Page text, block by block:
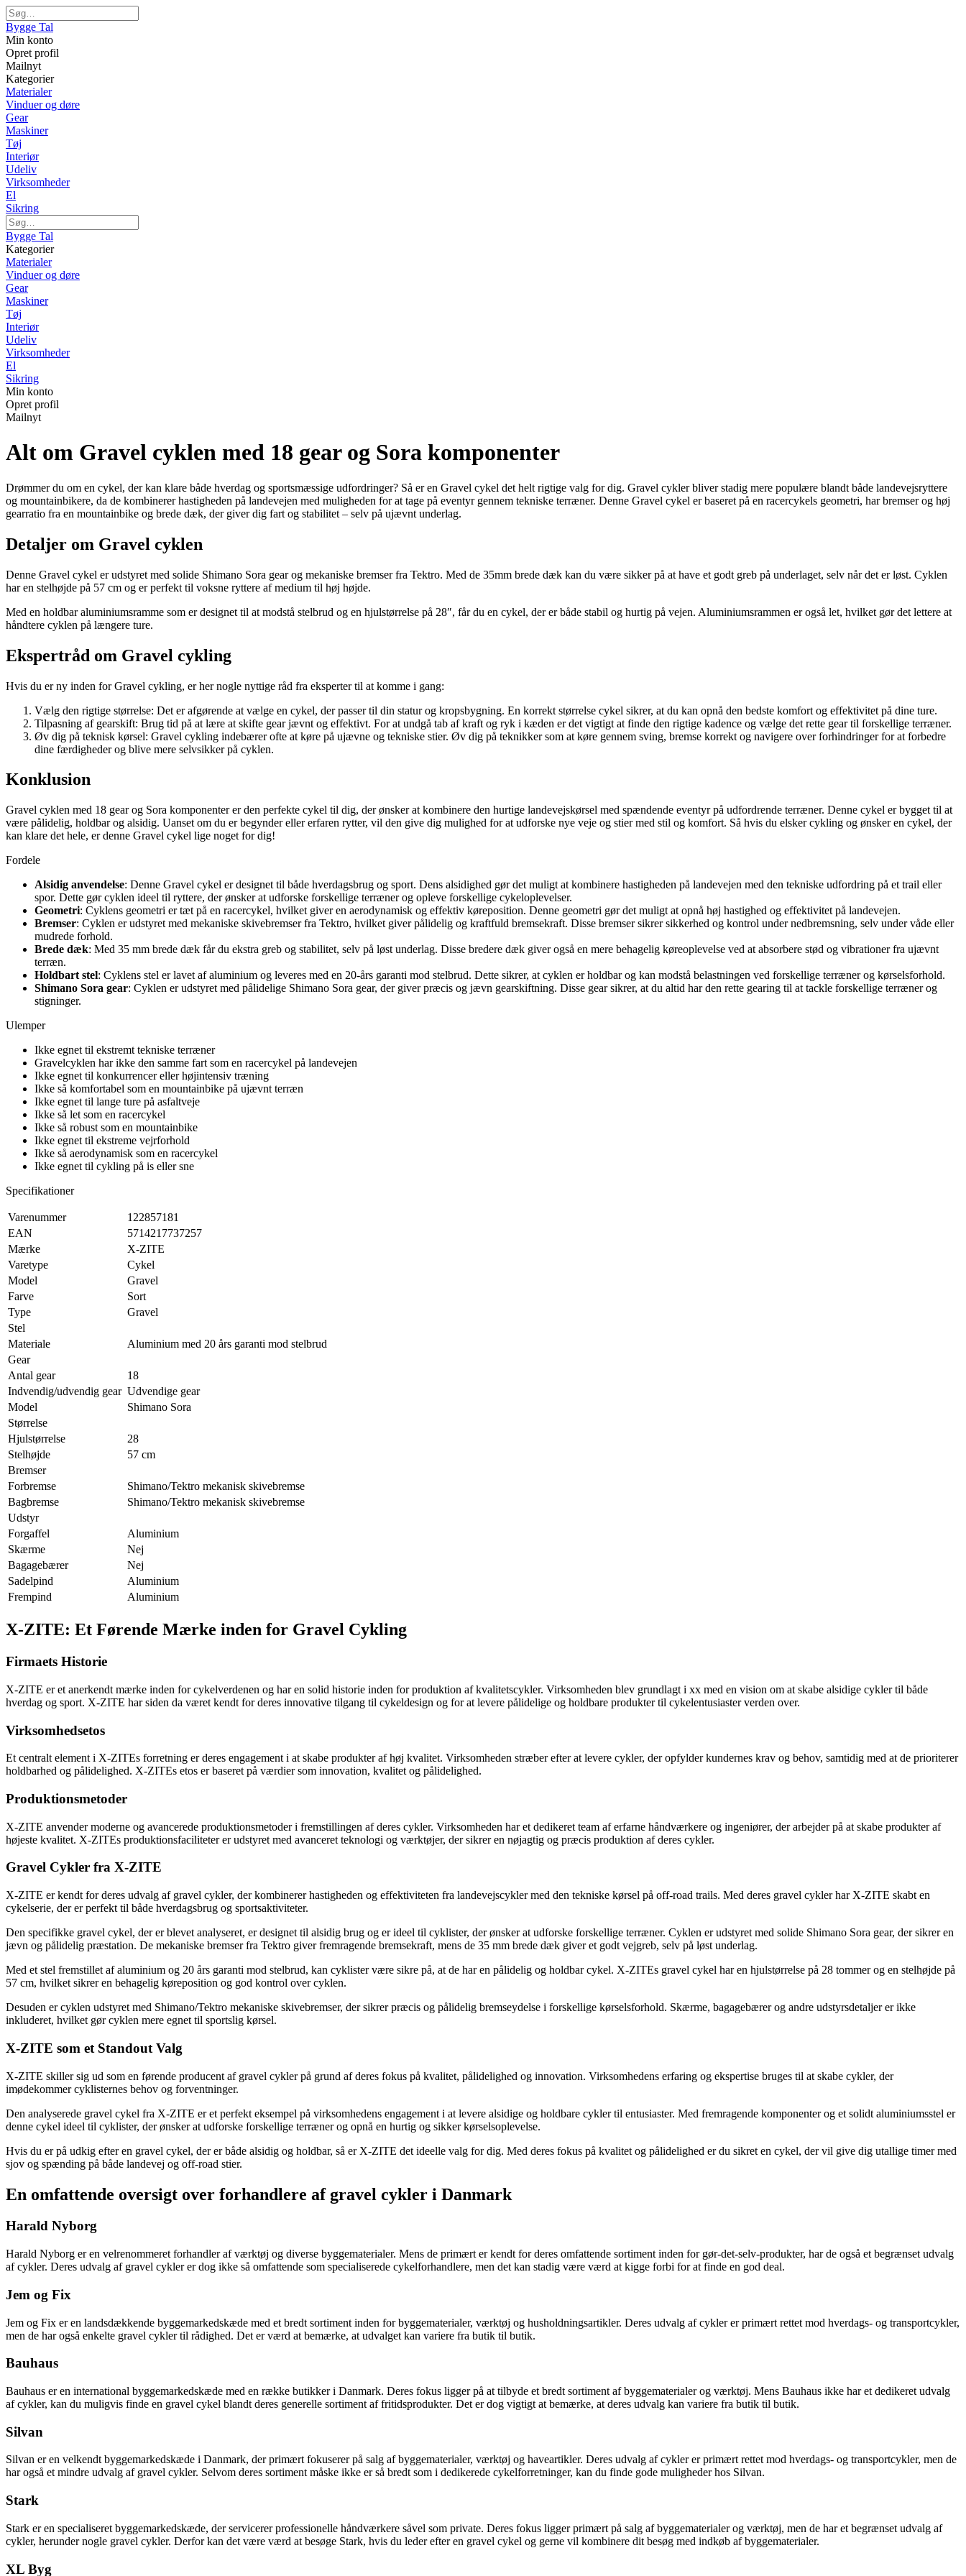
Bygge Tal
Min konto
Opret profil
Mailnyt
Kategorier
Materialer
Vinduer og døre
Gear
Maskiner
Tøj
Interiør
Udeliv
Virksomheder
El
Sikring
Bygge Tal
Kategorier
Materialer
Vinduer og døre
Gear
Maskiner
Tøj
Interiør
Udeliv
Virksomheder
El
Sikring
Min konto
Opret profil
Mailnyt
Alt om Gravel cyklen med 18 gear og Sora komponenter
Drømmer du om en cykel, der kan klare både hverdag og sportsmæssige udfordringer? Så er en Gravel cykel det helt rigtige valg for dig. Gravel cykler bliver stadig mere populære blandt både landevejsryttere
og mountainbikere, da de kombinerer hastigheden på landevejen med muligheden for at tage på eventyr gennem tekniske terræner. Denne Gravel cykel er baseret på en racercykels geometri, har bremser og høj
gearratio fra en mountainbike og brede dæk, der giver dig fart og stabilitet – selv på ujævnt underlag.
Detaljer om Gravel cyklen
Denne Gravel cykel er udstyret med solide Shimano Sora gear og mekaniske bremser fra Tektro. Med de 35mm brede dæk kan du være sikker på at have et godt greb på underlaget, selv når det er løst. Cyklen
har en stelhøjde på 57 cm og er perfekt til voksne ryttere af medium til høj højde.
Med en holdbar aluminiumsramme som er designet til at modstå stelbrud og en hjulstørrelse på 28″, får du en cykel, der er både stabil og hurtig på vejen. Aluminiumsrammen er også let, hvilket gør det lettere at
håndtere cyklen på længere ture.
Ekspertråd om Gravel cykling
Hvis du er ny inden for Gravel cykling, er her nogle nyttige råd fra eksperter til at komme i gang:
Vælg den rigtige størrelse: Det er afgørende at vælge en cykel, der passer til din statur og kropsbygning. En korrekt størrelse cykel sikrer, at du kan opnå den bedste komfort og effektivitet på dine ture.
Tilpasning af gearskift: Brug tid på at lære at skifte gear jævnt og effektivt. For at undgå tab af kraft og ryk i kæden er det vigtigt at finde den rigtige kadence og vælge det rette gear til forskellige terræner.
Øv dig på teknisk kørsel: Gravel cykling indebærer ofte at køre på ujævne og tekniske stier. Øv dig på teknikker som at køre gennem sving, bremse korrekt og navigere over forhindringer for at forbedre
dine færdigheder og blive mere selvsikker på cyklen.
Konklusion
Gravel cyklen med 18 gear og Sora komponenter er den perfekte cykel til dig, der ønsker at kombinere den hurtige landevejskørsel med spændende eventyr på udfordrende terræner. Denne cykel er bygget til at
være pålidelig, holdbar og alsidig. Uanset om du er begynder eller erfaren rytter, vil den give dig mulighed for at udforske nye veje og stier med stil og komfort. Så hvis du elsker cykling og ønsker en cykel, der
kan klare det hele, er denne Gravel cykel lige noget for dig!
Fordele
Alsidig anvendelse: Denne Gravel cykel er designet til både hverdagsbrug og sport. Dens alsidighed gør det muligt at kombinere hastigheden på landevejen med den tekniske udfordring på et trail eller
spor. Dette gør cyklen ideel til ryttere, der ønsker at udforske forskellige terræner og opleve forskellige cykeloplevelser.
Geometri: Cyklens geometri er tæt på en racercykel, hvilket giver en aerodynamisk og effektiv køreposition. Denne geometri gør det muligt at opnå høj hastighed og effektivitet på landevejen.
Bremser: Cyklen er udstyret med mekaniske skivebremser fra Tektro, hvilket giver pålidelig og kraftfuld bremsekraft. Disse bremser sikrer sikkerhed og kontrol under nedbremsning, selv under våde eller
mudrede forhold.
Brede dæk: Med 35 mm brede dæk får du ekstra greb og stabilitet, selv på løst underlag. Disse bredere dæk giver også en mere behagelig køreoplevelse ved at absorbere stød og vibrationer fra ujævnt
terræn.
Holdbart stel: Cyklens stel er lavet af aluminium og leveres med en 20-års garanti mod stelbrud. Dette sikrer, at cyklen er holdbar og kan modstå belastningen ved forskellige terræner og kørselsforhold.
Shimano Sora gear: Cyklen er udstyret med pålidelige Shimano Sora gear, der giver præcis og jævn gearskiftning. Disse gear sikrer, at du altid har den rette gearing til at tackle forskellige terræner og
stigninger.
Ulemper
Ikke egnet til ekstremt tekniske terræner
Gravelcyklen har ikke den samme fart som en racercykel på landevejen
Ikke egnet til konkurrencer eller højintensiv træning
Ikke så komfortabel som en mountainbike på ujævnt terræn
Ikke egnet til lange ture på asfaltveje
Ikke så let som en racercykel
Ikke så robust som en mountainbike
Ikke egnet til ekstreme vejrforhold
Ikke så aerodynamisk som en racercykel
Ikke egnet til cykling på is eller sne
Specifikationer
Varenummer
122857181
EAN
5714217737257
Mærke
X-ZITE
Varetype
Cykel
Model
Gravel
Farve
Sort
Type
Gravel
Stel
Materiale
Aluminium med 20 års garanti mod stelbrud
Gear
Antal gear
18
Indvendig/udvendig gear Udvendige gear
Model
Shimano Sora
Størrelse
Hjulstørrelse
28
Stelhøjde
57 cm
Bremser
Forbremse
Shimano/Tektro mekanisk skivebremse
Bagbremse
Shimano/Tektro mekanisk skivebremse
Udstyr
Forgaffel
Aluminium
Skærme
Nej
Bagagebærer
Nej
Sadelpind
Aluminium
Frempind
Aluminium
X-ZITE: Et Førende Mærke inden for Gravel Cykling
Firmaets Historie
X-ZITE er et anerkendt mærke inden for cykelverdenen og har en solid historie inden for produktion af kvalitetscykler. Virksomheden blev grundlagt i xx med en vision om at skabe alsidige cykler til både
hverdag og sport. X-ZITE har siden da været kendt for deres innovative tilgang til cykeldesign og for at levere pålidelige og holdbare produkter til cykelentusiaster verden over.
Virksomhedsetos
Et centralt element i X-ZITEs forretning er deres engagement i at skabe produkter af høj kvalitet. Virksomheden stræber efter at levere cykler, der opfylder kundernes krav og behov, samtidig med at de prioriterer
holdbarhed og pålidelighed. X-ZITEs etos er baseret på værdier som innovation, kvalitet og pålidelighed.
Produktionsmetoder
X-ZITE anvender moderne og avancerede produktionsmetoder i fremstillingen af deres cykler. Virksomheden har et dedikeret team af erfarne håndværkere og ingeniører, der arbejder på at skabe produkter af
højeste kvalitet. X-ZITEs produktionsfaciliteter er udstyret med avanceret teknologi og værktøjer, der sikrer en nøjagtig og præcis produktion af deres cykler.
Gravel Cykler fra X-ZITE
X-ZITE er kendt for deres udvalg af gravel cykler, der kombinerer hastigheden og effektiviteten fra landevejscykler med den tekniske kørsel på off-road trails. Med deres gravel cykler har X-ZITE skabt en
cykelserie, der er perfekt til både hverdagsbrug og sportsaktiviteter.
Den specifikke gravel cykel, der er blevet analyseret, er designet til alsidig brug og er ideel til cyklister, der ønsker at udforske forskellige terræner. Cyklen er udstyret med solide Shimano Sora gear, der sikrer en
jævn og pålidelig præstation. De mekaniske bremser fra Tektro giver fremragende bremsekraft, mens de 35 mm brede dæk giver et godt vejgreb, selv på løst underlag.
Med et stel fremstillet af aluminium og 20 års garanti mod stelbrud, kan cyklister være sikre på, at de har en pålidelig og holdbar cykel. X-ZITEs gravel cykel har en hjulstørrelse på 28 tommer og en stelhøjde på
57 cm, hvilket sikrer en behagelig køreposition og god kontrol over cyklen.
Desuden er cyklen udstyret med Shimano/Tektro mekaniske skivebremser, der sikrer præcis og pålidelig bremseydelse i forskellige kørselsforhold. Skærme, bagagebærer og andre udstyrsdetaljer er ikke
inkluderet, hvilket gør cyklen mere egnet til sportslig kørsel.
X-ZITE som et Standout Valg
X-ZITE skiller sig ud som en førende producent af gravel cykler på grund af deres fokus på kvalitet, pålidelighed og innovation. Virksomhedens erfaring og ekspertise bruges til at skabe cykler, der
imødekommer cyklisternes behov og forventninger.
Den analyserede gravel cykel fra X-ZITE er et perfekt eksempel på virksomhedens engagement i at levere alsidige og holdbare cykler til entusiaster. Med fremragende komponenter og et solidt aluminiumsstel er
denne cykel ideel til cyklister, der ønsker at udforske forskellige terræner og opnå en hurtig og sikker kørselsoplevelse.
Hvis du er på udkig efter en gravel cykel, der er både alsidig og holdbar, så er X-ZITE det ideelle valg for dig. Med deres fokus på kvalitet og pålidelighed er du sikret en cykel, der vil give dig utallige timer med
sjov og spænding på både landevej og off-road stier.
En omfattende oversigt over forhandlere af gravel cykler i Danmark
Harald Nyborg
Harald Nyborg er en velrenommeret forhandler af værktøj og diverse byggematerialer. Mens de primært er kendt for deres omfattende sortiment inden for gør-det-selv-produkter, har de også et begrænset udvalg
af cykler. Deres udvalg af gravel cykler er dog ikke så omfattende som specialiserede cykelforhandlere, men det kan stadig være værd at kigge forbi for at finde en god deal.
Jem og Fix
Jem og Fix er en landsdækkende byggemarkedskæde med et bredt sortiment inden for byggematerialer, værktøj og husholdningsartikler. Deres udvalg af cykler er primært rettet mod hverdags- og transportcykler,
men de har også enkelte gravel cykler til rådighed. Det er værd at bemærke, at udvalget kan variere fra butik til butik.
Bauhaus
Bauhaus er en international byggemarkedskæde med en række butikker i Danmark. Deres fokus ligger på at tilbyde et bredt sortiment af byggematerialer og værktøj. Mens Bauhaus ikke har et dedikeret udvalg
af cykler, kan du muligvis finde en gravel cykel blandt deres generelle sortiment af fritidsprodukter. Det er dog vigtigt at bemærke, at deres udvalg kan variere fra butik til butik.
Silvan
Silvan er en velkendt byggemarkedskæde i Danmark, der primært fokuserer på salg af byggematerialer, værktøj og haveartikler. Deres udvalg af cykler er primært rettet mod hverdags- og transportcykler, men de
har også et mindre udvalg af gravel cykler. Selvom deres sortiment måske ikke er så bredt som i dedikerede cykelforretninger, kan du finde gode muligheder hos Silvan.
Stark
Stark er en specialiseret byggemarkedskæde, der servicerer professionelle håndværkere såvel som private. Deres fokus ligger primært på salg af byggematerialer og værktøj, men de har et begrænset udvalg af
cykler, herunder nogle gravel cykler. Derfor kan det være værd at besøge Stark, hvis du leder efter en gravel cykel og gerne vil kombinere dit besøg med indkøb af byggematerialer.
XL Byg